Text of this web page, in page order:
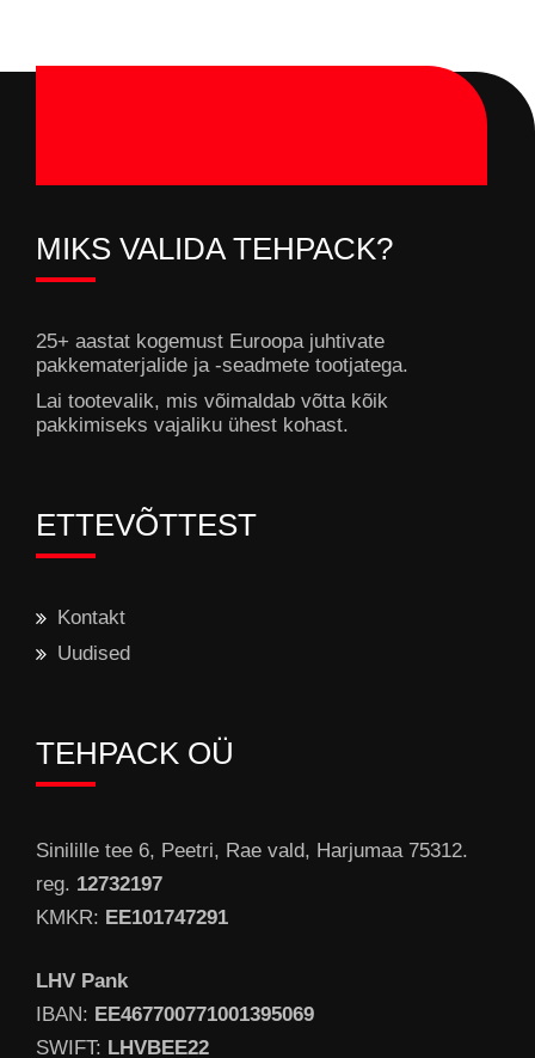
MIKS VALIDA TEHPACK?
25+ aastat kogemust Euroopa juhtivate
pakkematerjalide ja -seadmete tootjatega.
Lai tootevalik, mis võimaldab võtta kõik
pakkimiseks vajaliku ühest kohast.
ETTEVÕTTEST
Kontakt
Uudised
TEHPACK OÜ
Sinilille tee 6, Peetri, Rae vald, Harjumaa 75312.
reg. 12732197
KMKR: EE101747291
LHV Pank
IBAN: EE467700771001395069
SWIFT: LHVBEE22